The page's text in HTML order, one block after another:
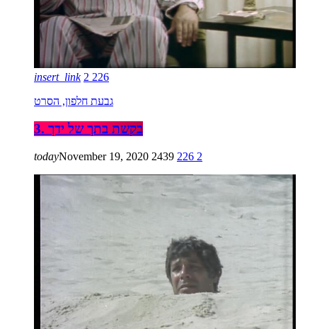
insert_link 2 226
גבעת חלפון, הסרט
3. בקשת בתך של ידך
todayNovember 19, 2020 2439 226 2